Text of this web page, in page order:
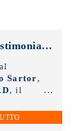
Venezia 83: Maurizio Lastrico testimonial del Premio NUOVO IMAIE Fabio Sartor
Sartor,
, il